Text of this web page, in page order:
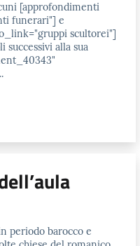
[approfondimenti
funerari"] e
scultorei"]
successivi alla sua
periodo barocco e